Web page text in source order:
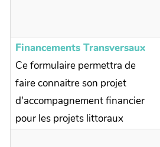
Financements Transversaux
Ce formulaire permettra de
faire connaitre son projet
d'accompagnement financier
pour les projets littoraux